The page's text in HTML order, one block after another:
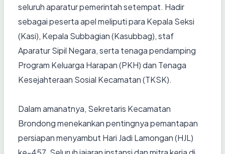
seluruh aparatur pemerintah setempat. Hadir
sebagai peserta apel meliputi para Kepala Seksi
(Kasi), Kepala Subbagian (Kasubbag), staf
Aparatur Sipil Negara, serta tenaga pendamping
Program Keluarga Harapan (PKH) dan Tenaga
Kesejahteraan Sosial Kecamatan (TKSK).
Dalam amanatnya, Sekretaris Kecamatan
Brondong menekankan pentingnya pemantapan
persiapan menyambut Hari Jadi Lamongan (HJL)